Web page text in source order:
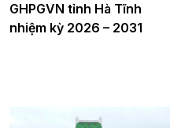
GHPGVN tỉnh Hà Tĩnh
nhiệm kỳ 2026 – 2031